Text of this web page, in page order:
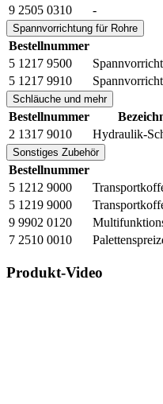
9 2505 0310
-
Spannvorrichtung für Rohre
Bestellnummer
5 1217 9500
5 1217 9910
Schläuche und mehr
Bestellnummer
2 1317 9010
Hydraulik-
Sonstiges Zubehör
Bestellnummer
5 1212 9000
5 1219 9000
9 9902 0120
7 2510 0010
Produkt-Video